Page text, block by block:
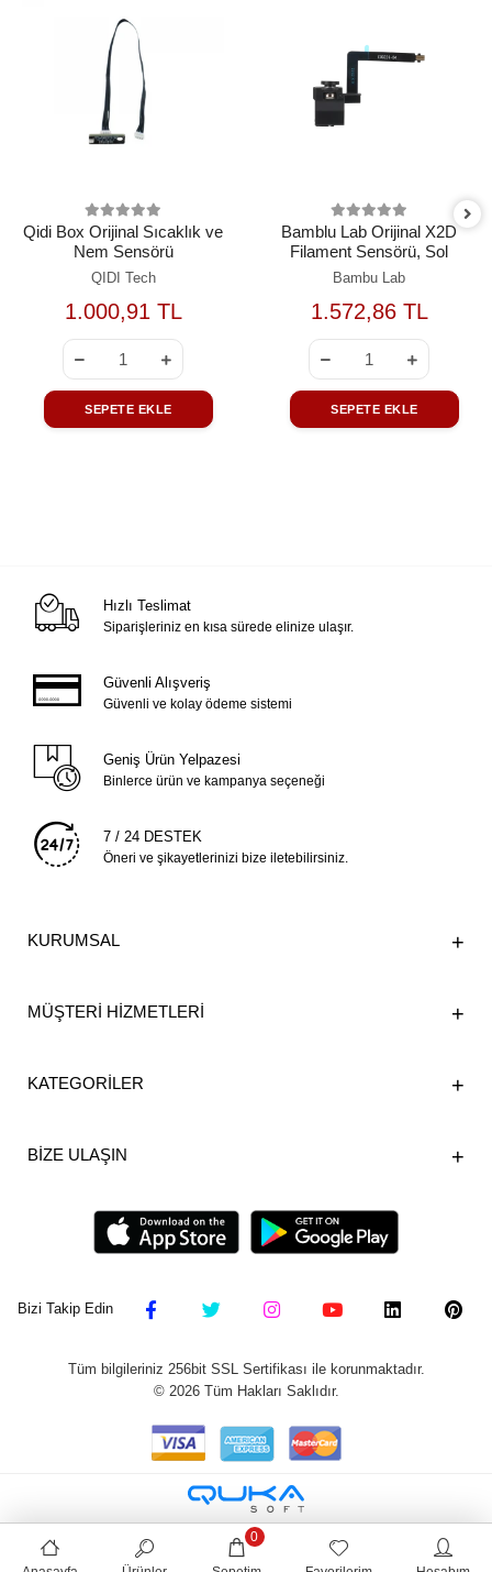
Qidi Box Orijinal Sıcaklık ve
Nem Sensörü
QIDI Tech
1.000,91 TL
SEPETE EKLE
Bamblu Lab Orijinal X2D
Filament Sensörü, Sol
Bambu Lab
1.572,86 TL
SEPETE EKLE
Hızlı Teslimat
Siparişleriniz en kısa sürede elinize ulaşır.
Güvenli Alışveriş
Güvenli ve kolay ödeme sistemi
Geniş Ürün Yelpazesi
Binlerce ürün ve kampanya seçeneği
7 / 24 DESTEK
Öneri ve şikayetlerinizi bize iletebilirsiniz.
KURUMSAL
MÜŞTERİ HİZMETLERİ
KATEGORİLER
BİZE ULAŞIN
Bizi Takip Edin
Tüm bilgileriniz 256bit SSL Sertifikası ile korunmaktadır.
© 2026Tüm Hakları Saklıdır.
0